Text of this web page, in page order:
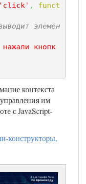
'click' ,
funct
элемен
кнопк
контекста
им
с JavaScript-
конструкторы,